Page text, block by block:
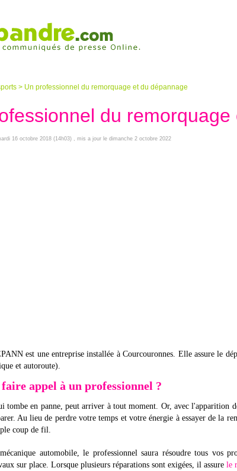
> Un professionnel du remorquage et du dépannage
du
16 octobre 2018 (14h03) , mis a jour le dimanche 2 octobre 2022
est une entreprise installée à Courcouronnes. Elle assure le
et autoroute).
appel à un professionnel ?
tombe en panne, peut arriver à tout moment. Or, avec l'apparition
Au lieu de perdre votre temps et votre énergie à essayer de la
coup de fil.
automobile, le professionnel saura résoudre tous vos
sur place. Lorsque plusieurs réparations sont exigées, il assure le